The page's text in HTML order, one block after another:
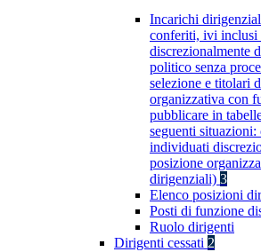
Incarichi
conferiti, ivi inclusi
discrezionalmente
politico senza
selezione e titolari
organizzativa con
pubblicare in
seguenti
individuati
posizione
dirigenziali) 3
Elenco posizioni
Posti di funzione
Ruolo dirigenti
Dirigenti cessati 2